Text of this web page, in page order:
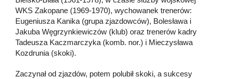
WKS Zakopane (1969-1970), wychowanek trenerów:
Eugeniusza Kanika (grupa zjazdowców), Bolesława i
Jakuba Węgrzynkiewiczów (klub) oraz trenerów kadry
Tadeusza Kaczmarczyka (komb. nor.) i Mieczysława
Kozdrunia (skoki).
Zaczynał od zjazdów, potem polubił skoki, a sukcesy